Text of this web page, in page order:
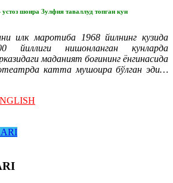
шоира Зулфия таваллуд топган кун
маротиба 1968 йилнинг кузида
йиллиги нишонланган кунларда
маданият боғининг ёнгинасида
катта мушоира бўлган эди…